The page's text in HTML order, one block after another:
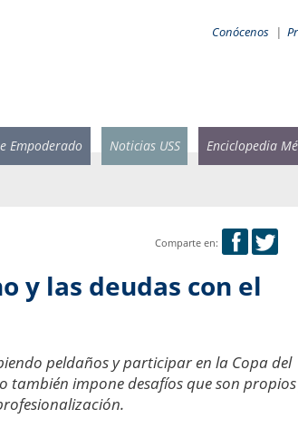
Conócenos |
Empoderado Noticias USS Enciclopedia
Comparte en:
y las deudas con el
peldaños y participar en la Copa del
también impone desafíos que son
de
cuando
Decana facultad de
salud bucal?
En Chile, nadie muere de